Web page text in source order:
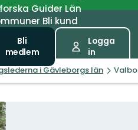
GuiderLän
Bli kund
Bli
medlem
Logga
in
i Gävleborgs län